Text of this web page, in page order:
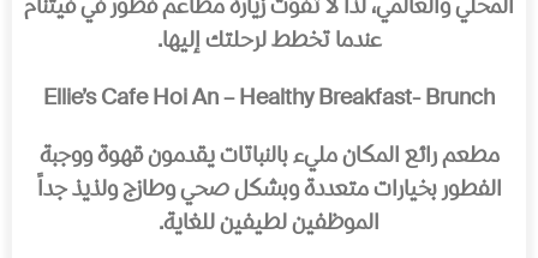
المحلي والعالمي، لذا لا تفوِّت زيارة مطاعم فطور في فيتنام
عندما تخطط لرحلتك إليها.
Ellie’s Cafe Hoi An – Healthy Breakfast- Brunch
مطعم رائع المكان مليء بالنباتات يقدمون قهوة ووجبة
الفطور بخيارات متعددة وبشكل صحي وطازج ولذيذ جداً
الموظفين لطيفين للغاية.